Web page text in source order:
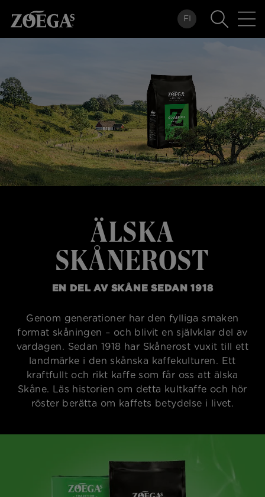
FI
ÄLSKA
SKÅNEROST
EN DEL AV SKÅNE SEDAN 1918
Genom generationer har den fylliga smaken
format skåningen – och blivit en självklar del av
vardagen. Sedan 1918 har Skånerost vuxit till ett
landmärke i den skånska kaffekulturen. Ett
kraftfullt och rikt kaffe som får oss att älska
Skåne. Läs historien om detta kultkaffe och hör
röster berätta om kaffets betydelse i livet.